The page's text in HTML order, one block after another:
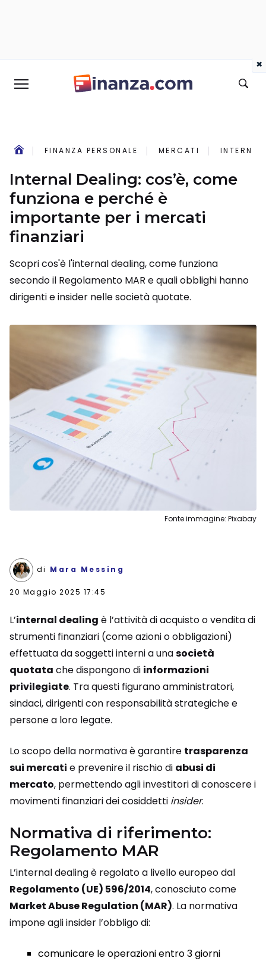
FINANZA PERSONALE MERCATI
Internal Dealing: cos’è, come
funziona e perché è
importante per i mercati
finanziari
Scopri cos'è l'internal dealing, come funziona
secondo il Regolamento MAR e quali obblighi hanno
dirigenti e insider nelle società quotate.
Fonte immagine: Pixabay
di Mara Messing
20 Maggio 2025 17:45
L’internal dealing è l’attività di acquisto o vendita di
strumenti finanziari (come azioni o obbligazioni)
effettuata da soggetti interni a unasocietà
quotata che dispongono di informazioni
privilegiate. Tra questi figurano amministratori,
sindaci, dirigenti con responsabilità strategiche e
persone a loro legate.
Lo scopo della normativa è garantire trasparenza
sui mercati e prevenire il rischio di abusi di
mercato, permettendo agli investitori di conoscere i
movimenti finanziari dei cosiddetti insider.
Normativa di riferimento:
Regolamento MAR
L’internal dealing è regolato a livello europeo dal
Regolamento (UE) 596/2014, conosciuto come
Market Abuse Regulation (MAR). La normativa
impone agli insider l’obbligo di:
comunicare le operazioni entro 3 giorni
×